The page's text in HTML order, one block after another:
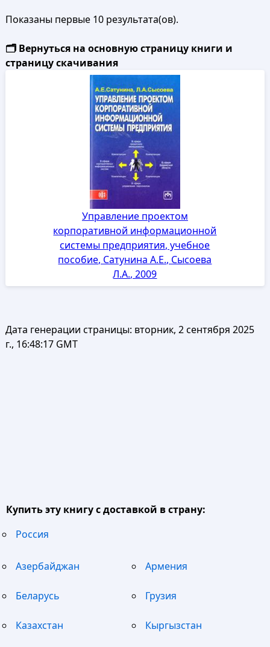
Показаны первые 10 результата(ов).
🗂️ Вернуться на основную страницу книги и
страницу скачивания
Управление проектом
корпоративной информационной
системы предприятия, учебное
пособие, Сатунина А.Е., Сысоева
Л.А., 2009
Дата генерации страницы: вторник, 2 сентября 2025
г., 16:48:17 GMT
Купить эту книгу с доставкой в страну:
Россия
Азербайджан Армения
Беларусь Грузия
Казахстан Кыргызстан